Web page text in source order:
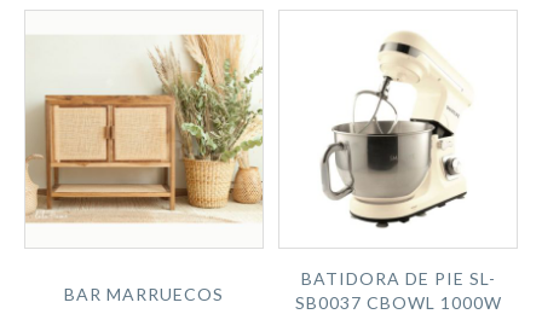
BAR MARRUECOS
BATIDORA DE PIE SL-
SB0037 CBOWL 1000W